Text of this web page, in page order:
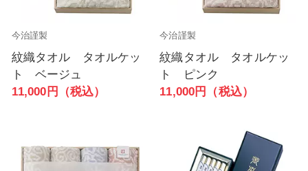
今治謹製
紋織タオル タオルケッ
ト ベージュ
11,000円（税込）
今治謹製
紋織タオル タオルケッ
ト ピンク
11,000円（税込）